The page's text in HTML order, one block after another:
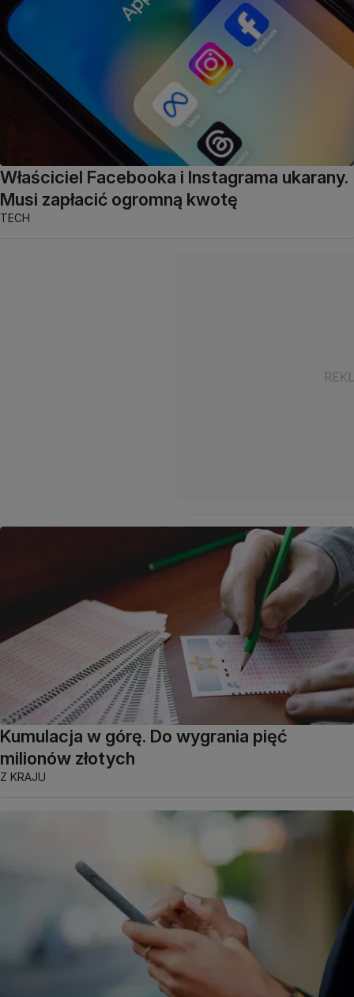
Właściciel Facebooka i Instagrama ukarany.
Musi zapłacić ogromną kwotę
TECH
Kumulacja w górę. Do wygrania pięć
milionów złotych
Z KRAJU